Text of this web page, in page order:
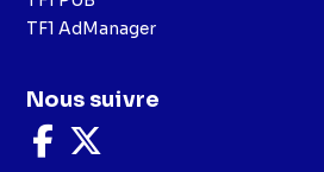
TF1 AdManager
Nous suivre
Nous
suivre